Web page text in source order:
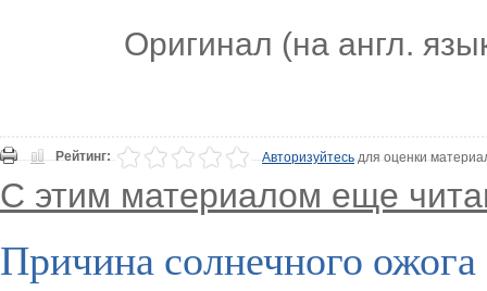
Оригинал (на англ.
Рейтинг: Авторизуйтесьдля оценки
С этим материалом еще
Причина солнечного